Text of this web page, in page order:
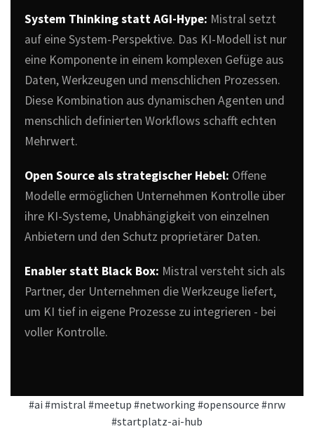
System Thinking statt AGI-Hype: Mistral setzt
auf eine System-Perspektive. Das KI-Modell ist nur
eine Komponente in einem komplexen Gefüge aus
Daten, Werkzeugen und menschlichen Prozessen.
Diese Kombination aus dynamischen Agenten und
menschlich definierten Workflows schafft echten
Mehrwert.
Open Source als strategischer Hebel: Offene
Modelle ermöglichen Unternehmen Kontrolle über
ihre KI-Systeme, Unabhängigkeit von einzelnen
Anbietern und den Schutz proprietärer Daten.
Enabler statt Black Box: Mistral versteht sich als
Partner, der Unternehmen die Werkzeuge liefert,
um KI tief in eigene Prozesse zu integrieren - bei
voller Kontrolle.
#ai #mistral #meetup #networking #opensource #nrw
#startplatz-ai-hub